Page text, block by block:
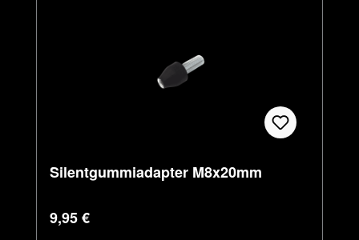
Silentgummiadapter M8x20mm
Regulärer Preis:
9,95 €